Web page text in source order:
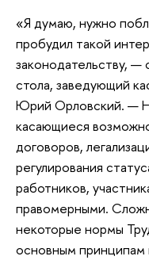
«Я думаю, нужно
пробудил такой
законодательству, —
стола, заведующий
Юрий Орловский. —
касающиеся
договоров,
регулирования
работников,
правомерными.
некоторые нормы
основным принципам